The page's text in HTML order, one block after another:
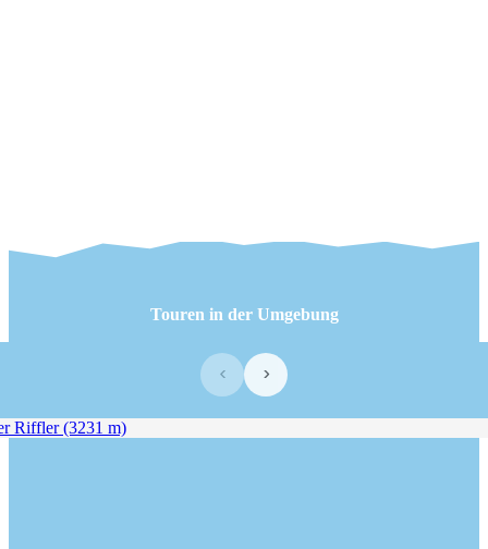
Touren in der Umgebung
‹ ›